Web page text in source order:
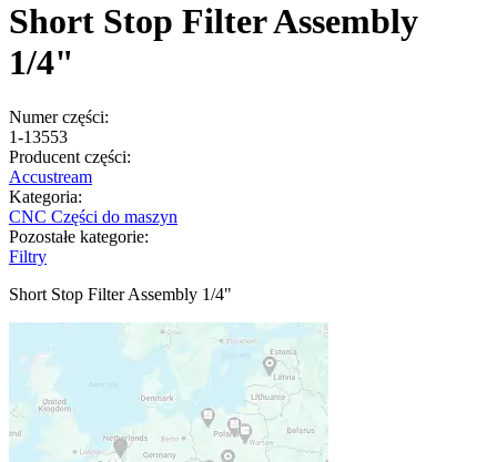
Short Stop Filter Assembly
1/4"
Numer części:
1-13553
Producent części:
Accustream
Kategoria:
CNC Części do maszyn
Pozostałe kategorie:
Filtry
Short Stop Filter Assembly 1/4"